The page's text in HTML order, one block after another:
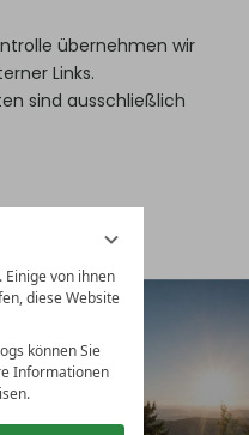
von ihnen
diese Website
können Sie
Informationen
übernehmen wir
Links.
sind ausschließlich